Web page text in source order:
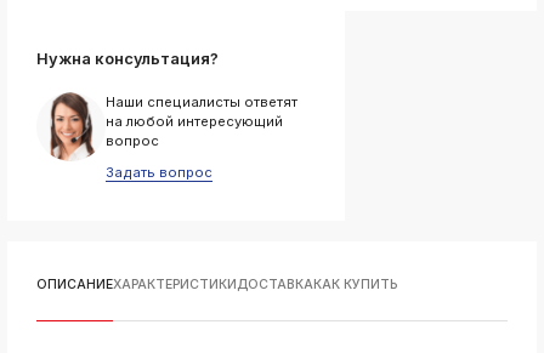
ksldkfjsdlfkjsls;ldfkgjsdl;kfkфыва
ksldkfjsdlfkjsls;ldfkgjsdl;kfkфыва
ksldkfjsdlfkjsls;ldfkgjsdl;kfkфыва
k
Нужна консультация?
Наши специалисты ответят
на любой интересующий
вопрос
Задать вопрос
ОПИСАНИЕХАРАКТЕРИСТИКИ ДОСТАВКАКАК КУПИТЬ